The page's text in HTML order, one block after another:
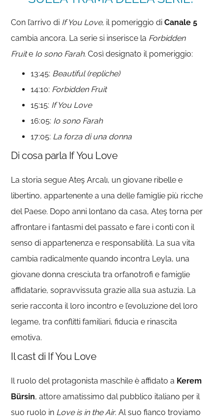
Con l’arrivo di If You Love, il pomeriggio di Canale 5
cambia ancora. La serie si inserisce la Forbidden
Fruite Io sono Farah.Così designato il pomeriggio:
13:45: Beautiful (repliche)
14:10: Forbidden Fruit
15:15: If You Love
16:05: Io sono Farah
17:05: La forza di una donna
Di cosa parla If You Love
La storia segue Ateş Arcalı, un giovane ribelle e
libertino, appartenente a una delle famiglie più ricche
del Paese. Dopo anni lontano da casa, Ateş torna per
affrontare i fantasmi del passato e fare i conti con il
senso di appartenenza e responsabilità. La sua vita
cambia radicalmente quando incontra Leyla, una
giovane donna cresciuta tra orfanotrofi e famiglie
affidatarie, sopravvissuta grazie alla sua astuzia. La
serie racconta il loro incontro e l’evoluzione del loro
legame, tra conflitti familiari, fiducia e rinascita
emotiva.
Il cast di If You Love
Il ruolo del protagonista maschile è affidato a Kerem
Bürsin, attore amatissimo dal pubblico italiano per il
suo ruolo in Love is in the Air. Al suo fianco troviamo